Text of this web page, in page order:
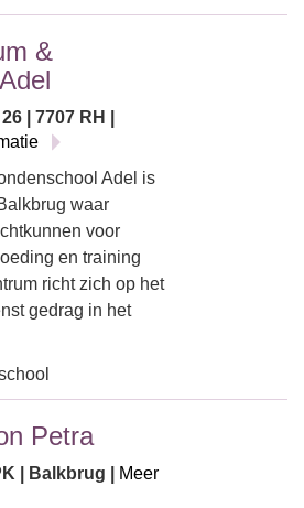
&
| 7707 RH |
Adel is
waar
voor
en training
richt zich op het
gedrag in het
Petra
| Balkbrug |
Meer